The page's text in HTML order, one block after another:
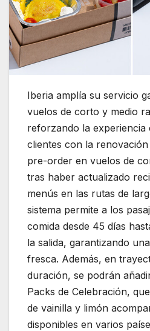
Iberia amplía su servicio
vuelos de corto y medio
reforzando la experiencia
clientes con la
pre-order en vuelos de
tras haber actualizado
menús en las rutas de
sistema permite a los
comida desde 45 días
la salida, garantizando
fresca. Además, en
duración, se podrán
Packs de Celebración,
de vainilla y limón
disponibles en varios